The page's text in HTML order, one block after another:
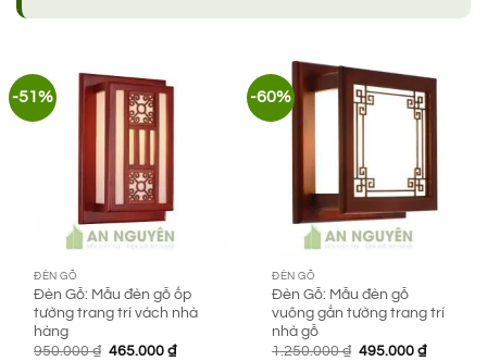
-51%
ĐÈN GỖ
Đèn Gỗ: Mẫu đèn gỗ ốp
tường trang trí vách nhà
hàng
950.000₫ Giá
465.000₫Giá
-60%
ĐÈN GỖ
Đèn Gỗ: Mẫu đèn gỗ
vuông gắn tường trang trí
nhà gỗ
1.250.000₫ Giá
495.000₫Giá